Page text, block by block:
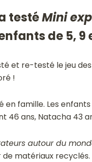
testéMini
de 5, 9
et re-testé le jeu
!
en famille. Les
46 ans, Natacha 43
autour du
matériaux recyclés.